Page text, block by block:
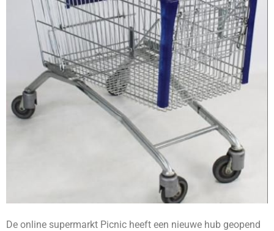
De online supermarkt Picnic heeft een nieuwe hub geopend